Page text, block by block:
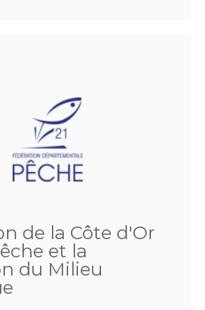
de la Côte d'Or
et la
du Milieu